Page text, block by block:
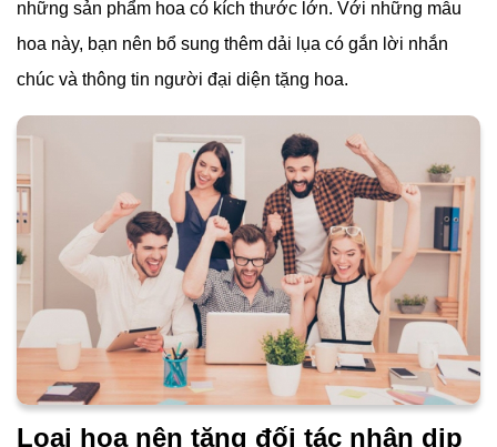
những sản phẩm hoa có kích thước lớn. Với những mẫu
hoa này, bạn nên bổ sung thêm dải lụa có gắn lời nhắn
chúc và thông tin người đại diện tặng hoa.
Loại hoa nên tặng đối tác nhân dịp